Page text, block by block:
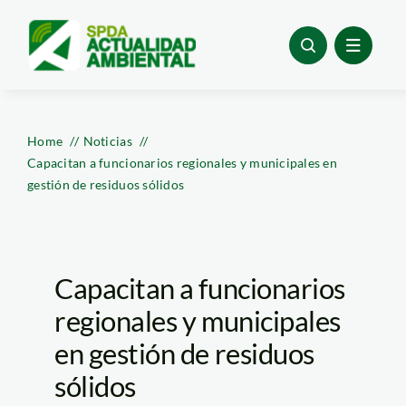
content
Home
Noticias
Capacitan a funcionarios regionales y municipales en
gestión de residuos sólidos
Capacitan a funcionarios
regionales y municipales
en gestión de residuos
sólidos